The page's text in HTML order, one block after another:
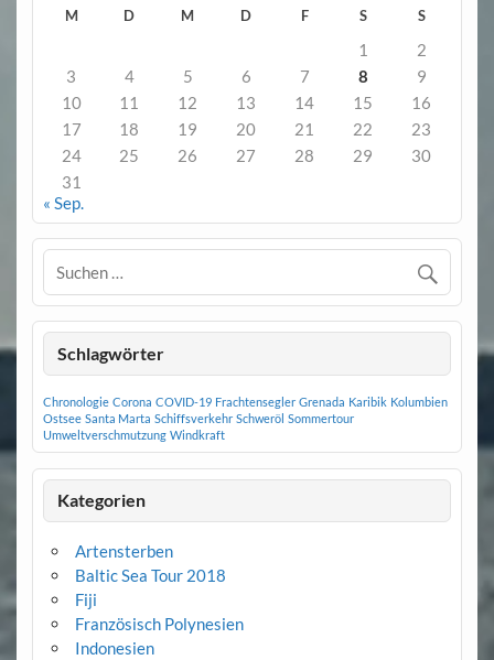
M D M D F S S
1
2
3
4 5 6 7 8
9
10
11 12 13 14 15
16
17
18 19 20 21 22
23
24
25 26 27 28 29
30
31
« Sep.
Schlagwörter
Chronologie Corona COVID-19 Frachtensegler Grenada Karibik Kolumbien
Ostsee Santa Marta Schiffsverkehr Schweröl Sommertour
Umweltverschmutzung Windkraft
Kategorien
Artensterben
Baltic Sea Tour 2018
Fiji
Französisch Polynesien
Indonesien